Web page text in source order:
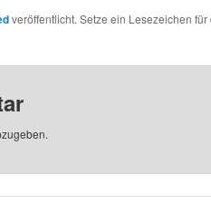
veröffentlicht. Setze ein Lesezeichen für